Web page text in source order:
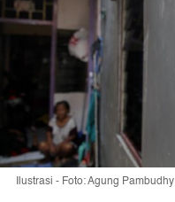
Ilustrasi - Foto: Agung Pambudhy